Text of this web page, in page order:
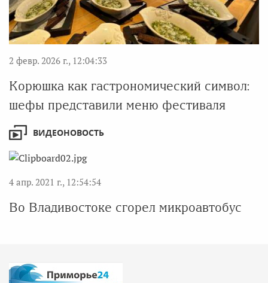
2 февр. 2026 г., 12:04:33
Корюшка как гастрономический символ:
шефы представили меню фестиваля
ВИДЕОНОВОСТЬ
4 апр. 2021 г., 12:54:54
Во Владивостоке сгорел микроавтобус